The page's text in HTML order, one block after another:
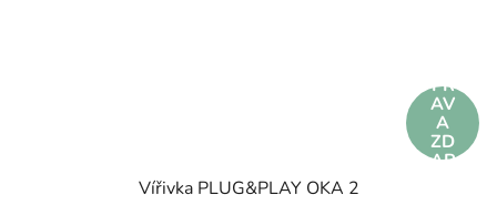
PR
AV
A
ZD
AR
Vířivka PLUG&PLAY OKA 2